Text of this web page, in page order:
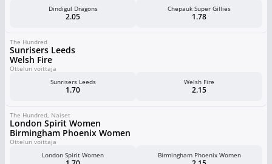
Dindigul Dragons
2.05
Chepauk Super Gillies
1.78
The Hundred
Sunrisers Leeds
Welsh Fire
Ottelun voittaja
Sunrisers Leeds
1.70
Welsh Fire
2.15
The Hundred, Naiset
London Spirit Women
Birmingham Phoenix Women
Ottelun voittaja
London Spirit Women
Birmingham Phoenix Women